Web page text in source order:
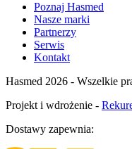
Poznaj Hasmed
Nasze marki
Partnerzy
Serwis
Kontakt
Hasmed 2026 - Wszelkie
Projekt i wdrożenie -
Dostawy zapewnia: